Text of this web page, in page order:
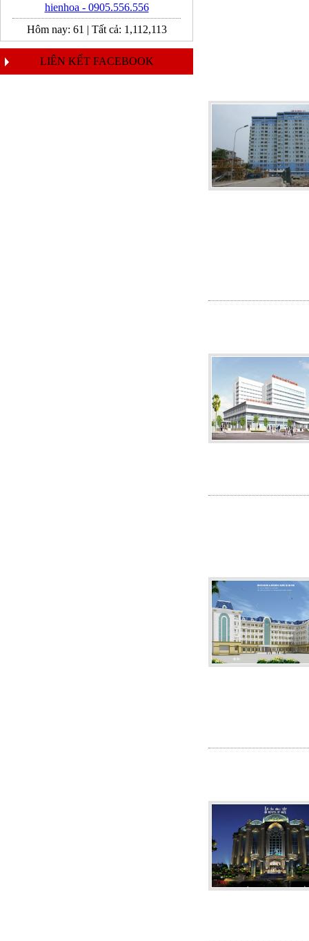
hienhoa - 0905.556.556
Hôm nay: 61 | Tất cả: 1,112,113
LIÊN KẾT FACEBOOK